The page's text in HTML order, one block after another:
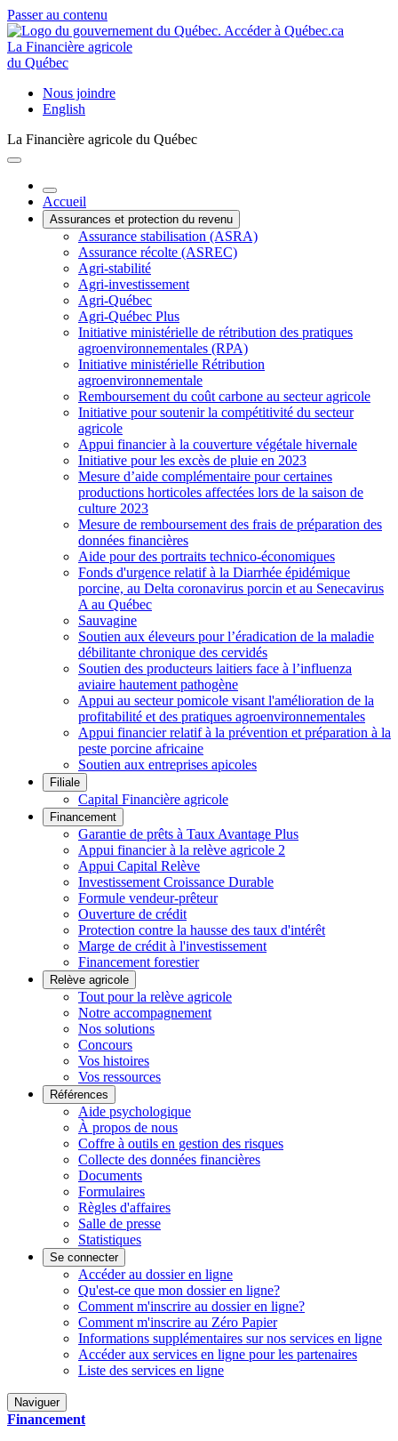
Passer au contenu
La Financière agricole
du Québec
Nous joindre
English
La Financière agricole du Québec
Accueil
Assurances et protection du revenu
Assurance stabilisation (ASRA)
Assurance récolte (ASREC)
Agri-stabilité
Agri-investissement
Agri-Québec
Agri-Québec Plus
Initiative ministérielle de rétribution des pratiques
agroenvironnementales (RPA)
Initiative ministérielle Rétribution
agroenvironnementale
Remboursement du coût carbone au secteur agricole
Initiative pour soutenir la compétitivité du secteur
agricole
Appui financier à la couverture végétale hivernale
Initiative pour les excès de pluie en 2023
Mesure d’aide complémentaire pour certaines
productions horticoles affectées lors de la saison de
culture 2023
Mesure de remboursement des frais de préparation des
données financières
Aide pour des portraits technico-économiques
Fonds d'urgence relatif à la Diarrhée épidémique
porcine, au Delta coronavirus porcin et au Senecavirus
A au Québec
Sauvagine
Soutien aux éleveurs pour l’éradication de la maladie
débilitante chronique des cervidés
Soutien des producteurs laitiers face à l’influenza
aviaire hautement pathogène
Appui au secteur pomicole visant l'amélioration de la
profitabilité et des pratiques agroenvironnementales
Appui financier relatif à la prévention et préparation à la
peste porcine africaine
Soutien aux entreprises apicoles
Filiale
Capital Financière agricole
Financement
Garantie de prêts à Taux Avantage Plus
Appui financier à la relève agricole 2
Appui Capital Relève
Investissement Croissance Durable
Formule vendeur-prêteur
Ouverture de crédit
Protection contre la hausse des taux d'intérêt
Marge de crédit à l'investissement
Financement forestier
Relève agricole
Tout pour la relève agricole
Notre accompagnement
Nos solutions
Concours
Vos histoires
Vos ressources
Références
Aide psychologique
À propos de nous
Coffre à outils en gestion des risques
Collecte des données financières
Documents
Formulaires
Règles d'affaires
Salle de presse
Statistiques
Se connecter
Accéder au dossier en ligne
Qu'est-ce que mon dossier en ligne?
Comment m'inscrire au dossier en ligne?
Comment m'inscrire au Zéro Papier
Informations supplémentaires sur nos services en ligne
Accéder aux services en ligne pour les partenaires
Liste des services en ligne
Naviguer
Financement